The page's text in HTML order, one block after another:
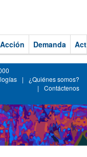
Demanda
|
¿Quiénes somos?
|
Contáctenos